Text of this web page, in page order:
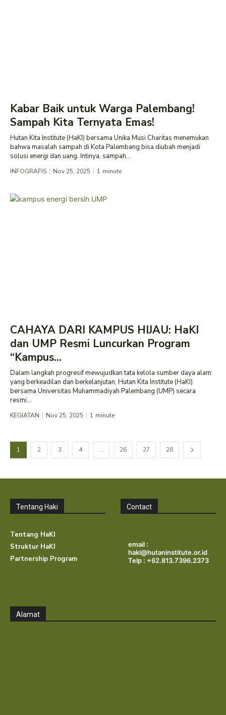
Kabar Baik untuk Warga Palembang!
Sampah Kita Ternyata Emas!
Hutan Kita Institute (HaKI) bersama Unika Musi Charitas menemukan
bahwa masalah sampah di Kota Palembang bisa diubah menjadi
solusi energi dan uang. Intinya, sampah...
INFOGRAFIS Nov 25, 2025 1 minute
CAHAYA DARI KAMPUS HIJAU: HaKI
dan UMP Resmi Luncurkan Program
“Kampus...
Dalam langkah progresif mewujudkan tata kelola sumber daya alam
yang berkeadilan dan berkelanjutan, Hutan Kita Institute (HaKI)
bersama Universitas Muhammadiyah Palembang (UMP) secara
resmi...
KEGIATAN Nov 25, 2025 1 minute
1 2 3 4 … 26 27 28
Tentang Haki
Tentang HaKI
Struktur HaKI
Partnership Program
Contact
email :
haki@hutaninstitute.or.id
Telp : +62.813.7396.2373
Alamat